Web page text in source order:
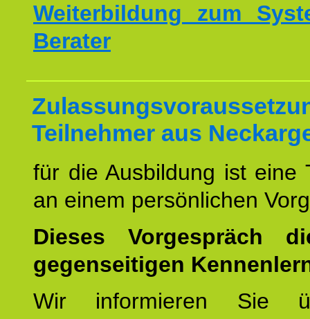
Weiterbildung zum
Berater
Teilnehmer aus
für die Ausbildung ist eine
an einem persönlichen
Dieses Vorgespräch
gegenseitigen
Wir informieren Sie